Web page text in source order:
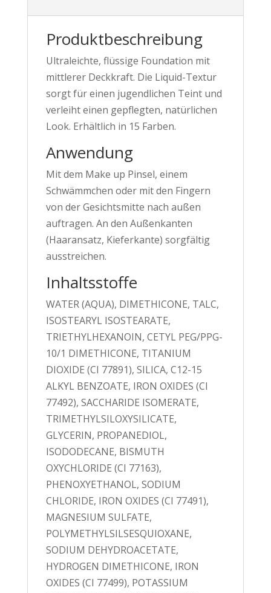
Produktbeschreibung
Ultraleichte, flüssige Foundation mit
mittlerer Deckkraft. Die Liquid-Textur
sorgt für einen jugendlichen Teint und
verleiht einen gepflegten, natürlichen
Look. Erhältlich in 15 Farben.
Anwendung
Mit dem Make up Pinsel, einem
Schwämmchen oder mit den Fingern
von der Gesichtsmitte nach außen
auftragen. An den Außenkanten
(Haaransatz, Kieferkante) sorgfältig
ausstreichen.
Inhaltsstoffe
WATER (AQUA), DIMETHICONE, TALC,
ISOSTEARYL ISOSTEARATE,
TRIETHYLHEXANOIN, CETYL PEG/PPG-
10/1 DIMETHICONE, TITANIUM
DIOXIDE (CI 77891), SILICA, C12-15
ALKYL BENZOATE, IRON OXIDES (CI
77492), SACCHARIDE ISOMERATE,
TRIMETHYLSILOXYSILICATE,
GLYCERIN, PROPANEDIOL,
ISODODECANE, BISMUTH
OXYCHLORIDE (CI 77163),
PHENOXYETHANOL, SODIUM
CHLORIDE, IRON OXIDES (CI 77491),
MAGNESIUM SULFATE,
POLYMETHYLSILSESQUIOXANE,
SODIUM DEHYDROACETATE,
HYDROGEN DIMETHICONE, IRON
OXIDES (CI 77499), POTASSIUM